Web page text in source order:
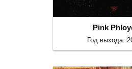
Pink
Год выхода: